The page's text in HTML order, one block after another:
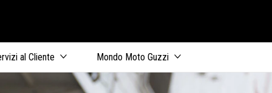
al Cliente Mondo Moto Guzzi